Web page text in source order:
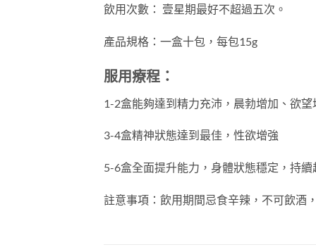
飲用次數： 壹星期最好不超過五次。
產品規格：一盒十包，每包15g
服用療程：
1-2盒能夠達到精力充沛，晨勃增加、欲
3-4盒精神狀態達到最佳，性欲增強
5-6盒全面提升能力，身體狀態穩定，持續
註意事項：飲用期間忌食辛辣，不可飲酒